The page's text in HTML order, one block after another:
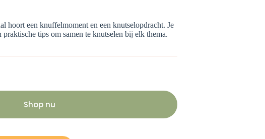
hoort een knuffelmoment en een knutselopdracht. Je
tips om samen te knutselen bij elk thema.
Shop nu